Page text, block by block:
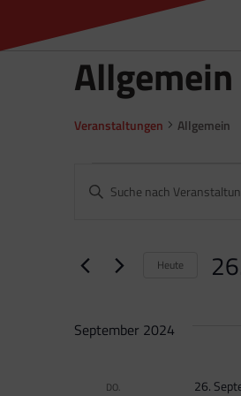
Allgemein
Veranstaltungen Allgemein
Suche
und
Ansichten,
Navigation
Bitte
Suche
Veranstaltungen
Heute
September 2024
DO. 26.